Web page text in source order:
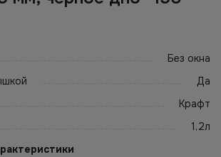
Без окна
Да
Крафт
1,2л